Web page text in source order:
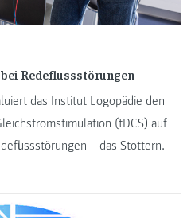
Redeflussstörungen
das Institut Logopädie den
(tDCS) auf
− das Stottern.